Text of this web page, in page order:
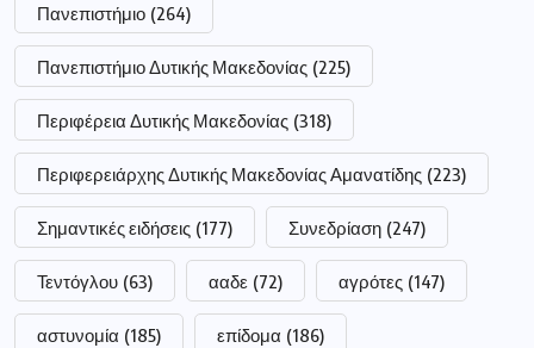
Πανεπιστήμιο (264)
Πανεπιστήμιο Δυτικής Μακεδονίας (225)
Περιφέρεια Δυτικής Μακεδονίας (318)
Περιφερειάρχης Δυτικής Μακεδονίας Αμανατίδης (223)
Σημαντικές ειδήσεις (177) Συνεδρίαση (247)
Τεντόγλου (63) ααδε (72) αγρότες (147)
αστυνομία (185) επίδομα (186)